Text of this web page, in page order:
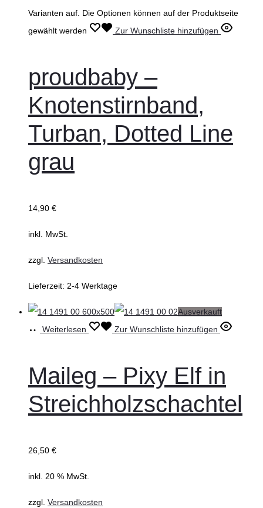
Varianten auf. Die Optionen können auf der Produktseite
gewählt werden
Zur Wunschliste hinzufügen
proudbaby –
Knotenstirnband,
Turban, Dotted Line
grau
14,90 €
inkl. MwSt.
zzgl. Versandkosten
Lieferzeit: 2-4 Werktage
Ausverkauft
Weiterlesen
Zur Wunschliste hinzufügen
Maileg – Pixy Elf in
Streichholzschachtel
26,50 €
inkl. 20 % MwSt.
zzgl. Versandkosten